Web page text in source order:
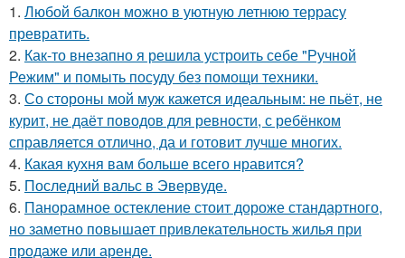
1. Любой балкон можно в уютную летнюю террасу
превратить.
2. Как-то внезапно я решила устроить себе "Ручной
Режим" и помыть посуду без помощи техники.
3. Со стороны мой муж кажется идеальным: не пьёт, не
курит, не даёт поводов для ревности, с ребёнком
справляется отлично, да и готовит лучше многих.
4. Какая кухня вам больше всего нравится?
5. Последний вальс в Эвервуде.
6. Панорамное остекление стоит дороже стандартного,
но заметно повышает привлекательность жилья при
продаже или аренде.